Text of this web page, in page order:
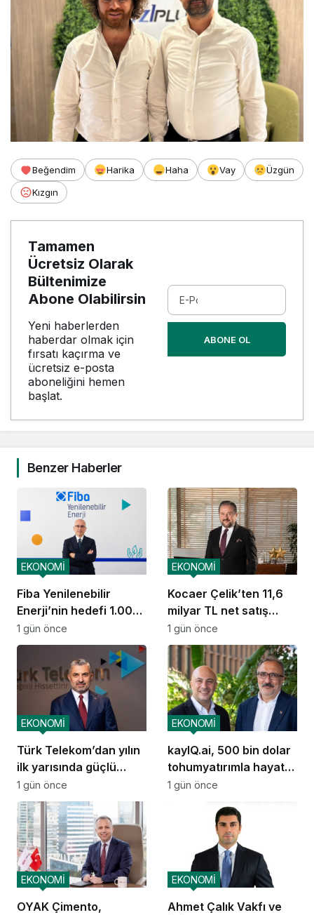
Beğendim Harika Haha Vay
Üzgün
Kızgın
Tamamen
Ücretsiz Olarak
Bültenimize
Abone Olabilirsin
Yeni haberlerden
haberdar olmak için
fırsatı kaçırma ve
ücretsiz e-posta
aboneliğini hemen
başlat.
ABONE OL
Benzer Haberler
Fiba Yenilenebilir
Enerji’nin hedefi 1.000
MW
EKONOMİ
1 gün önce
Kocaer Çelik’ten 11,6
milyar TL net satış
geliri
EKONOMİ
1 gün önce
Türk Telekom’dan yılın
ilk yarısında güçlü
performans
EKONOMİ
1 gün önce
kayIQ.ai, 500 bin dolar
tohumyatırımla hayata
geçti
EKONOMİ
1 gün önce
OYAK Çimento,
EKONOMİ
Ahmet Çalık Vakfı ve
EKONOMİ